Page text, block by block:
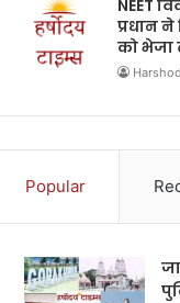
NEET
प्रधान ने
को भेजा
Popular